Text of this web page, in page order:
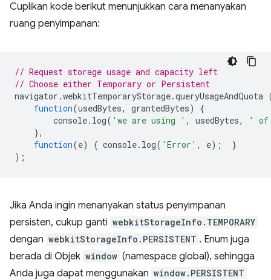
Cuplikan kode berikut menunjukkan cara menanyakan
ruang penyimpanan:
// Request storage usage and capacity left
// Choose either Temporary or Persistent
navigator .webkitTemporaryStorage.queryUsageAndQuota
function(usedBytes, grantedBytes)
{
console. log( 'we are using ' , usedBytes,
'
},
function(e) { console. log( 'Error' , e);
}
);
Jika Anda ingin menanyakan status penyimpanan
persisten, cukup ganti webkitStorageInfo.TEMPORARY
dengan webkitStorageInfo.PERSISTENT . Enum juga
berada di Objek window (namespace global), sehingga
Anda juga dapat menggunakan window.PERSISTENT